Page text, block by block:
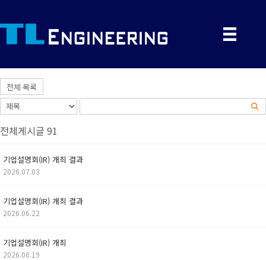
전체 목록
전체게시글 91
기업설명회(IR) 개최 결과
2026.07.03
기업설명회(IR) 개최 결과
2026.06.22
기업설명회(IR) 개최
2026.06.19